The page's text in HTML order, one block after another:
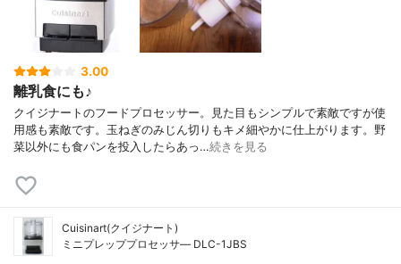
3.00
離乳食にも♪
クイジナートのフードプロセッサー。見た目もシンプルで素敵ですが使
用感も素敵です。玉ねぎのみじん切りもキメ細やかに仕上がります。野
菜以外にも食パンを投入したらあっ…続きを見る
Cuisinart(クイジナート)
ミニプレッププロセッサ― DLC-1JBS